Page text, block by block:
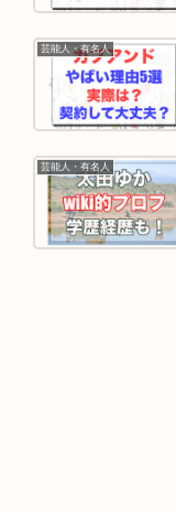
芸能人・有名人
芸能人・有名人